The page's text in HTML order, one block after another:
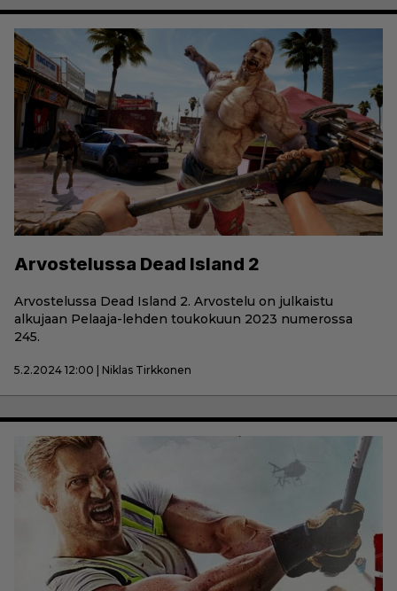
Arvostelussa Dead Island 2
Arvostelussa Dead Island 2. Arvostelu on julkaistu
alkujaan Pelaaja-lehden toukokuun 2023 numerossa
245.
5.2.2024 12:00 | Niklas Tirkkonen